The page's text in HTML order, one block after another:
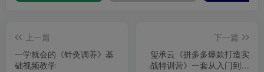
上一篇
一学就会的《针灸调养》基
础视频教学
下一篇
玺承云《拼多多爆款打造实
战特训营》一套从入门到高